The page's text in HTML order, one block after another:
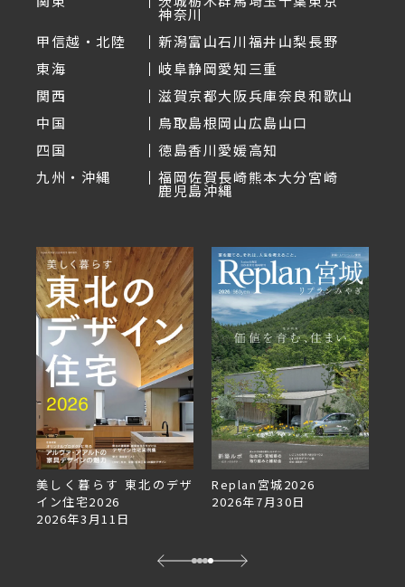
神奈川
甲信越・北陸
新潟富山石川福井山梨長野
東海
岐阜静岡愛知三重
関西
滋賀京都大阪兵庫奈良和歌山
中国
鳥取島根岡山広島山口
四国
徳島香川愛媛高知
九州・沖縄
福岡佐賀長崎熊本大分宮崎
鹿児島沖縄
美しく暮らす 東北のデザ
イン住宅2026
2026年3月11日
Replan宮城2026
2026年7月30日